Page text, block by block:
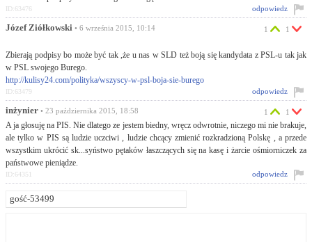
odpowiedz
ID:63476
Józef Ziółkowski • 6 września 2015, 10:14
Zbierają podpisy bo może być tak ,że u nas w SLD też boją się kandydata z PSL-u tak jak
w PSL swojego Burego.
http://kulisy24.com/polityka/wszyscy-w-psl-boja-sie-burego
1 1
odpowiedz
ID:63479
inżynier • 23 października 2015, 18:58
A ja głosuję na PIS. Nie dlatego ze jestem biedny, wręcz odwrotnie, niczego mi nie brakuje,
ale tylko w PIS są ludzie uczciwi , ludzie chcący zmienić rozkradzioną Polskę , a przede
wszystkim ukrócić sk...syństwo pętaków łaszczących się na kasę i żarcie ośmiorniczek za
państwowe pieniądze.
1 1
odpowiedz
ID:64351